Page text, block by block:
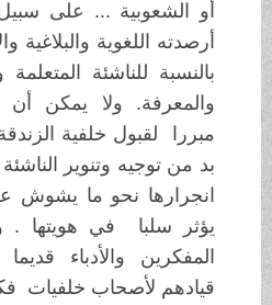
أو الشعوبية ... على سبيل
أرصدته اللغوية والبلاغية
بالنسبة للناشئة المتعلمة
والمعرفة. ولا يمكن أن
مبررا لقبول خلفية الزندقة
بد من توجيه وتنوير الناشئة
انجرارها نحو ما يشوش
يؤثر سلبا في هويتها .
المفكرين والأدباء قديما
قيادهم لأصحاب خلفيات